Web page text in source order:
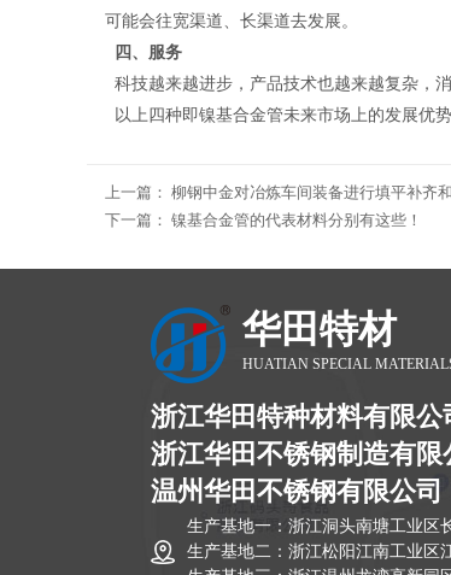
可能会往宽渠道、长渠道去发展。
四、服务
科技越来越进步，产品技术也越来越复杂，
以上四种即镍基合金管未来市场上的发展优势
上一篇： 柳钢中金对冶炼车间装备进行填平补齐
下一篇： 镍基合金管的代表材料分别有这些！
华田特材
HUATIAN SPECIAL
浙江华田特种材料有限公
浙江华田不锈钢制造有限
温州华田不锈钢有限公司
生产基地一：浙江洞头南塘工业区
生产基地二：浙江松阳江南工业区